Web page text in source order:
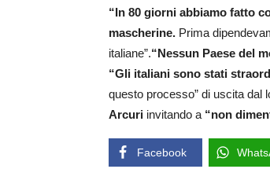
“In 80 giorni abbiamo fatto
mascherine. Prima
italiane”.“Nessun Paese del
“Gli italiani sono stati
questo processo” di uscita dal
Arcuri invitando a “non
Facebook